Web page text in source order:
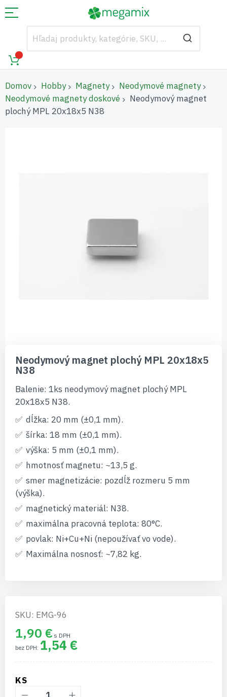
Domov Hobby Magnety
Neodymové magnety
Neodymové magnety doskové
Neodymový magnet
plochý MPL 20x18x5 N38
začiatok
galérie
Neodymový magnet plochý MPL 20x18x5
N38
Balenie: 1ks neodymový magnet plochý MPL
20x18x5 N38.
dĺžka: 20 mm (±0,1 mm).
šírka: 18 mm (±0,1 mm).
výška: 5 mm (±0,1 mm).
hmotnosť magnetu: ~13,5 g.
smer magnetizácie: pozdĺž rozmeru 5 mm
(výška).
magnetický materiál: N38.
maximálna pracovná teplota: 80°C.
povlak: Ni+Cu+Ni (nepoužívať vo vode).
Maximálna nosnosť: ~7,82 kg.
SKU: EMG-96
1,90 €
1,54 €
KS